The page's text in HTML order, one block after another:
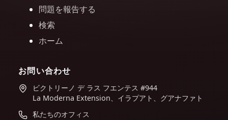
問題を報告する
検索
ホーム
お問い合わせ
ビクトリーノ デ ラス フエンテス #944
La Moderna Extension、イラプアト、グアナファト
私たちのオフィス